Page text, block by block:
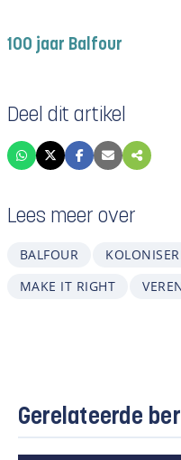
100 jaar Balfour
Deel dit artikel
Lees meer over
BALFOUR
MAKE IT RIGHT
Gerelateerde